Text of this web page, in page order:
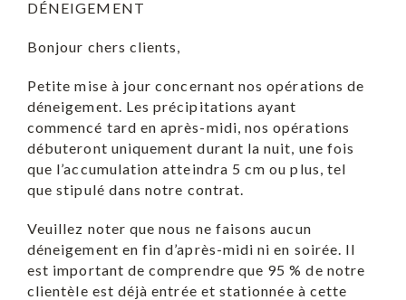
DÉNEIGEMENT
Bonjour chers clients,
Petite mise à jour concernant nos opérations de
déneigement. Les précipitations ayant
commencé tard en après-midi, nos opérations
débuteront uniquement durant la nuit, une fois
que l’accumulation atteindra 5 cm ou plus, tel
que stipulé dans notre contrat.
Veuillez noter que nous ne faisons aucun
déneigement en fin d’après-midi ni en soirée. Il
est important de comprendre que 95 % de notre
clientèle est déjà entrée et stationnée à cette